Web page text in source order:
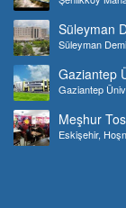
Süleyman
Süleyman
Gaziantep
Gaziantep
Meşhur
Eskişehir,